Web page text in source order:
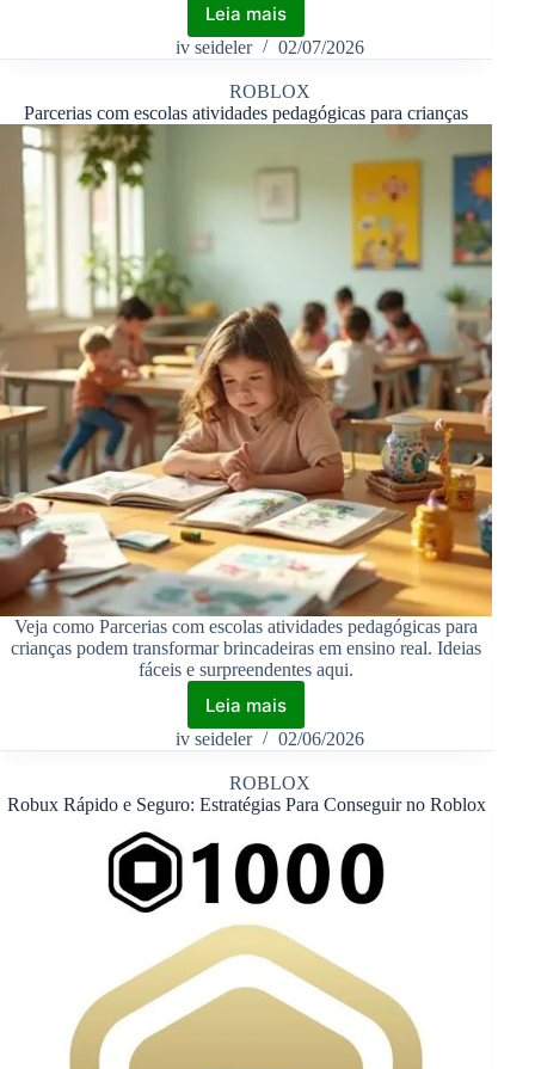
Leia mais
iv seideler 02/07/2026
ROBLOX
Parcerias com escolas atividades pedagógicas para crianças
Veja como Parcerias com escolas atividades pedagógicas para
crianças podem transformar brincadeiras em ensino real. Ideias
fáceis e surpreendentes aqui.
Leia mais
iv seideler 02/06/2026
ROBLOX
Robux Rápido e Seguro: Estratégias Para Conseguir no Roblox